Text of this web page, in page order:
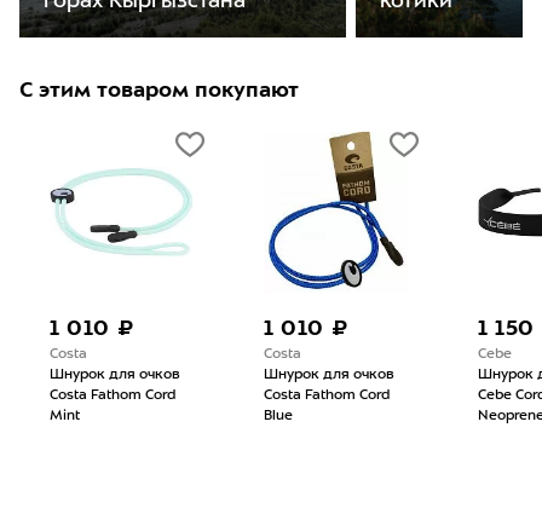
С этим товаром покупают
1 010 ₽
Costa
Шнурок для очков
Costa Fathom Cord
Mint
1 010 ₽
Costa
Шнурок для очков
Costa Fathom Cord
Blue
1
Cebe
Шнурок
Cebe